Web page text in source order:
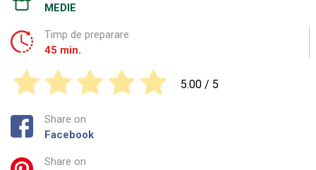
MEDIE
Timp de preparare
45 min.
5.00 / 5
Share on
Facebook
Share on